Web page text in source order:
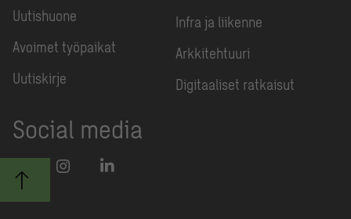
Uutishuone
Avoimet työpaikat
Uutiskirje
Infra ja liikenne
Arkkitehtuuri
Digitaaliset ratkaisut
Social media